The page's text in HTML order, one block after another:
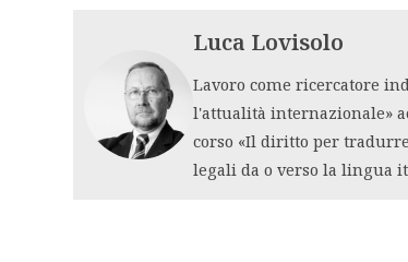
Luca Lovisolo
Lavoro come ricercatore
l'attualità internazionale»
corso «Il diritto per
legali da o verso la lingua